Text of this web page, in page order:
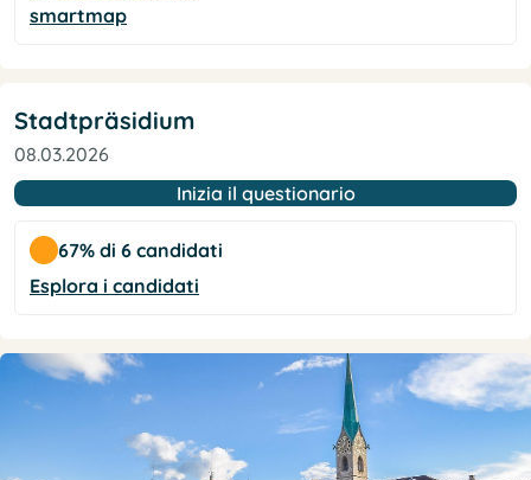
smartmap
Stadtpräsidium
08.03.2026
Inizia il questionario
67% di 6 candidati
Esplora i candidati